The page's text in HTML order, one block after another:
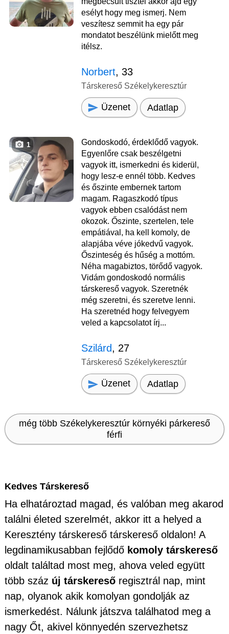
esélyt hogy meg ismerj. Nem
veszítesz semmit ha egy pár
mondatot beszélünk mielőtt meg
itélsz.
Norbert, 33
Társkereső Székelykeresztúr
Üzenet Adatlap
1
Gondoskodó, érdeklődő vagyok.
Egyenlőre csak beszélgetni
vagyok itt, ismerkedni és kiderül,
hogy lesz-e ennél több. Kedves
és őszinte embernek tartom
magam. Ragaszkodó típus
vagyok ebben csalódást nem
okozok. Őszinte, szertelen, tele
empátiával, ha kell komoly, de
alapjába véve jókedvű vagyok.
Őszinteség és hűség a mottóm.
Néha magabiztos, törődő vagyok.
Vidám gondoskodó normális
társkereső vagyok. Szeretnék
még szeretni, és szeretve lenni.
Ha szeretnéd hogy felvegyem
veled a kapcsolatot írj...
Szilárd, 27
Társkereső Székelykeresztúr
Üzenet Adatlap
még több Székelykeresztúr környéki párkereső
férfi
Kedves Társkereső
Ha elhatároztad magad, és valóban meg akarod
találni életed szerelmét, akkor itt a helyed a
Keresztény társkereső társkereső oldalon! A
legdinamikusabban fejlődő komoly társkereső
oldalt találtad most meg, ahova veled együtt
több száz új társkereső regisztrál nap, mint
nap, olyanok akik komolyan gondolják az
ismerkedést. Nálunk játszva találhatod meg a
nagy Őt, akivel könnyedén szervezhetsz